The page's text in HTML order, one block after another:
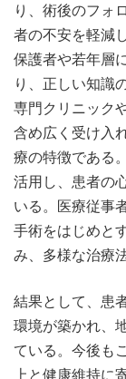
り、術後のフォ
者の不安を軽減
保護者や若年層
り、正しい知識
専門クリニック
含め広く受け入
療の特徴である
活用し、患者の
いる。医療従事
手術をはじめと
み、多様な治療
結果として、患
環境が築かれ、
ている。今後も
上と健康維持に